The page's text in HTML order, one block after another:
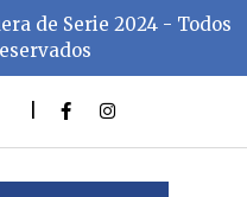
de Serie 2024 - Todos